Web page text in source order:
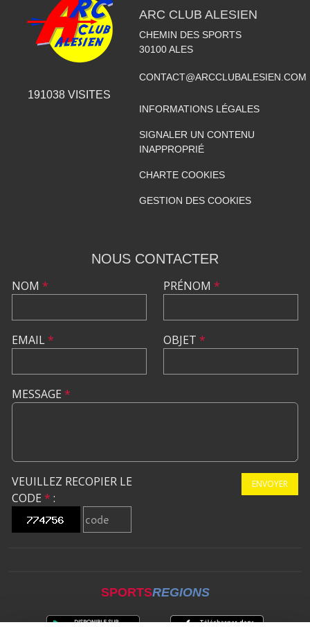
191038 VISITES
ARC CLUB ALESIEN
CHEMIN DES SPORTS
30100 ALES
CONTACT@ARCCLUBALESIEN.COM
INFORMATIONS LÉGALES
SIGNALER UN CONTENU
INAPPROPRIÉ
CHARTE COOKIES
GESTION DES COOKIES
NOUS CONTACTER
NOM *
EMAIL*
PRÉNOM *
OBJET *
MESSAGE *
VEUILLEZ RECOPIER LE
CODE * :
ENVOYER
SPORTSREGIONS